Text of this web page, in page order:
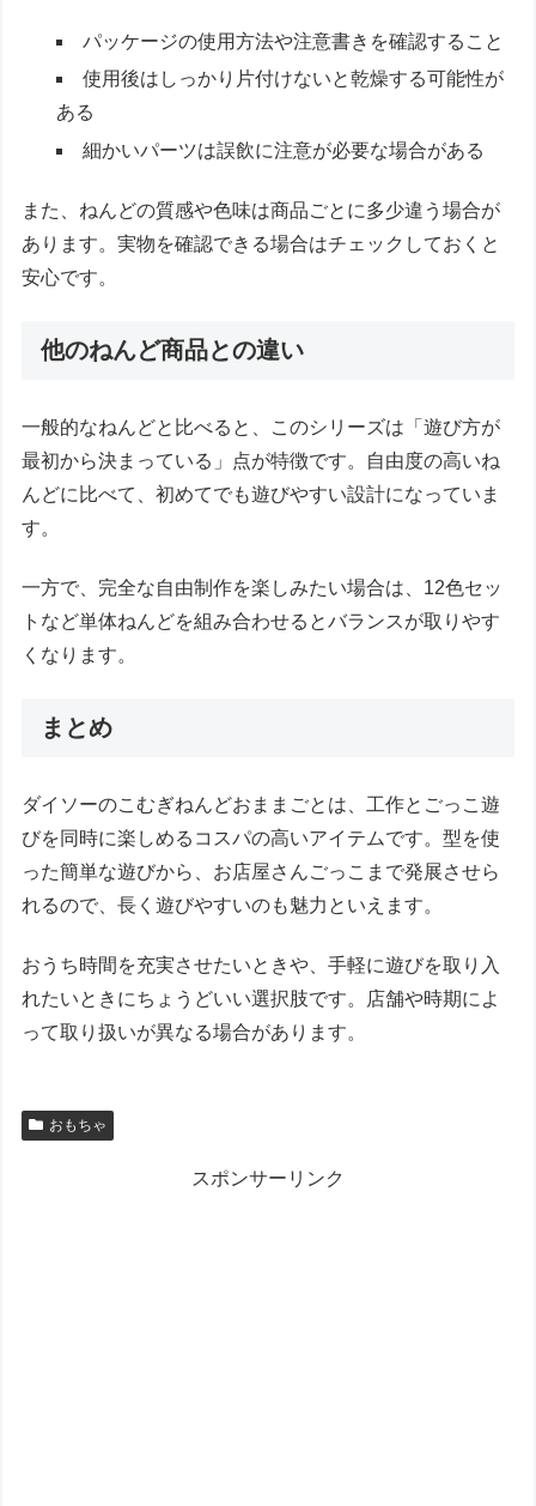
パッケージの使用方法や注意書きを確認すること
使用後はしっかり片付けないと乾燥する可能性が
ある
細かいパーツは誤飲に注意が必要な場合がある
また、ねんどの質感や色味は商品ごとに多少違う場合が
あります。実物を確認できる場合はチェックしておくと
安心です。
他のねんど商品との違い
一般的なねんどと比べると、このシリーズは「遊び方が
最初から決まっている」点が特徴です。自由度の高いね
んどに比べて、初めてでも遊びやすい設計になっていま
す。
一方で、完全な自由制作を楽しみたい場合は、12色セッ
トなど単体ねんどを組み合わせるとバランスが取りやす
くなります。
まとめ
ダイソーのこむぎねんどおままごとは、工作とごっこ遊
びを同時に楽しめるコスパの高いアイテムです。型を使
った簡単な遊びから、お店屋さんごっこまで発展させら
れるので、長く遊びやすいのも魅力といえます。
おうち時間を充実させたいときや、手軽に遊びを取り入
れたいときにちょうどいい選択肢です。店舗や時期によ
って取り扱いが異なる場合があります。
おもちゃ
スポンサーリンク